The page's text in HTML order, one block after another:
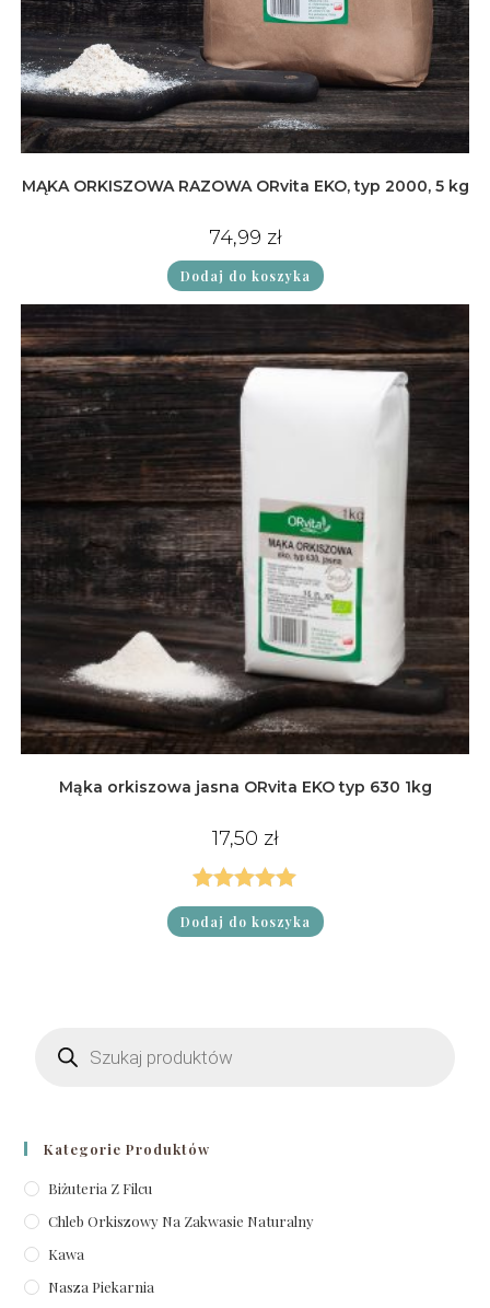
MĄKA ORKISZOWA RAZOWA ORvita EKO, typ 2000, 5 kg
74,99 zł
Dodaj do koszyka
Mąka orkiszowa jasna ORvita EKO typ 630 1kg
17,50 zł
Oceniono
5.00na 5
Dodaj do koszyka
Kategorie Produktów
Biżuteria Z Filcu
Chleb Orkiszowy Na Zakwasie Naturalny
Kawa
Nasza Piekarnia